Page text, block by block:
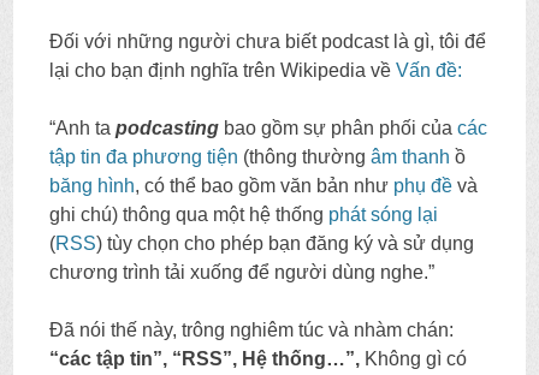
Đối với những người chưa biết podcast là gì, tôi để
lại cho bạn định nghĩa trên Wikipedia vềVấn đề:
“Anh tapodcasting bao gồm sự phân phối củacác
tập tin đa phương tiện (thông thườngâm thanh ồ
băng hình, có thể bao gồm văn bản như phụ đề và
ghi chú) thông qua một hệ thống phát sóng lại
(RSS) tùy chọn cho phép bạn đăng ký và sử dụng
chương trình tải xuống để người dùng nghe.”
Đã nói thế này, trông nghiêm túc và nhàm chán:
“các tập tin”, “RSS”, Hệ thống…”, Không gì có